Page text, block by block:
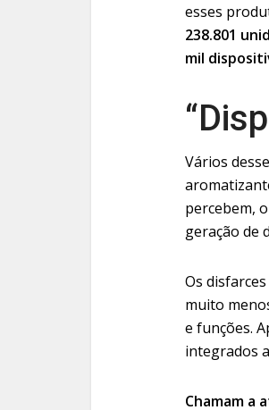
esses
238.801
mil
Vários
percebem,
geração de
Os
muito
e funções.
integrados
Chamam a